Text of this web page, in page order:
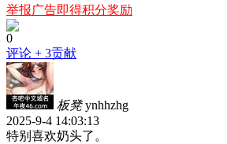
举报广告即得积分奖励
0
评论 + 3贡献
板凳 ynhhzhg
2025-9-4 14:03:13
特别喜欢奶头了。